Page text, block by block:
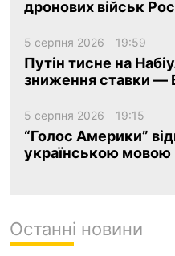
дронових військ
5 серпня 2026 19:59
Путін тисне на
зниження ставки —
5 серпня 2026 19:15
“Голос Америки”
українською мовою
Останні новини